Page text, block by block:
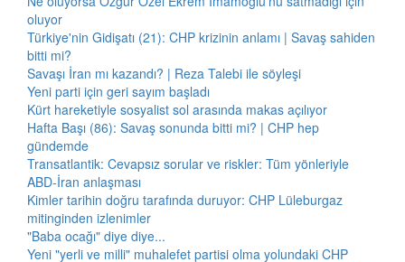
oluyor
Türkiye'nin Gidişatı (21): CHP krizinin anlamı | Savaş sahiden
bitti mi?
Savaşı İran mı kazandı? | Reza Talebi ile söyleşi
Yeni parti için geri sayım başladı
Kürt hareketiyle sosyalist sol arasında makas açılıyor
Hafta Başı (86): Savaş sonunda bitti mi? | CHP hep
gündemde
Transatlantik: Cevapsız sorular ve riskler: Tüm yönleriyle
ABD-İran anlaşması
Kimler tarihin doğru tarafında duruyor: CHP Lüleburgaz
mitinginden izlenimler
"Baba ocağı" diye diye...
Yeni "yerli ve milli" muhalefet partisi olma yolundaki CHP